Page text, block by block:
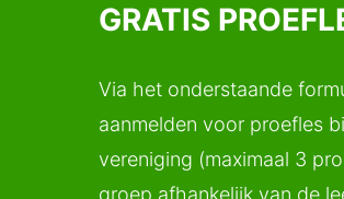
GRATIS
Via het onderstaande
aanmelden voor proefles
vereniging (maximaal 3
groep afhankelijk van de